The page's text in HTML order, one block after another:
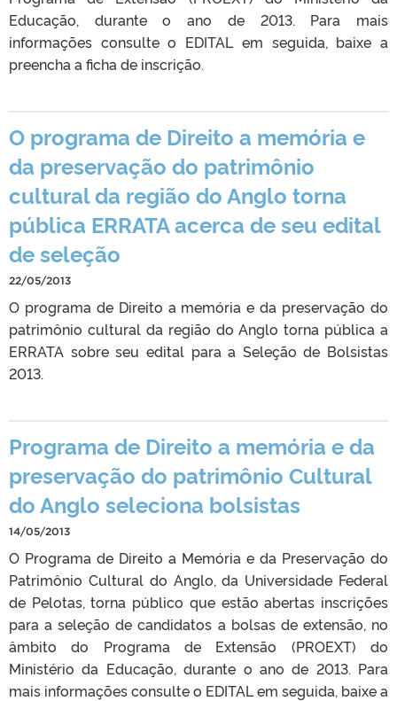
Educação, durante o ano de 2013. Para mais
informações consulte o EDITAL em seguida, baixe a
preencha a ficha de inscrição.
O programa de Direito a memória e
da preservação do patrimônio
cultural da região do Anglo torna
pública ERRATA acerca de seu edital
de seleção
22/05/2013
O programa de Direito a memória e da preservação do
patrimônio cultural da região do Anglo torna pública a
ERRATA sobre seu edital para a Seleção de Bolsistas
2013.
Programa de Direito a memória e da
preservação do patrimônio Cultural
do Anglo seleciona bolsistas
14/05/2013
O Programa de Direito a Memória e da Preservação do
Patrimônio Cultural do Anglo, da Universidade Federal
de Pelotas, torna público que estão abertas inscrições
para a seleção de candidatos a bolsas de extensão, no
âmbito do Programa de Extensão (PROEXT) do
Ministério da Educação, durante o ano de 2013. Para
mais informações consulte o EDITAL em seguida, baixe a